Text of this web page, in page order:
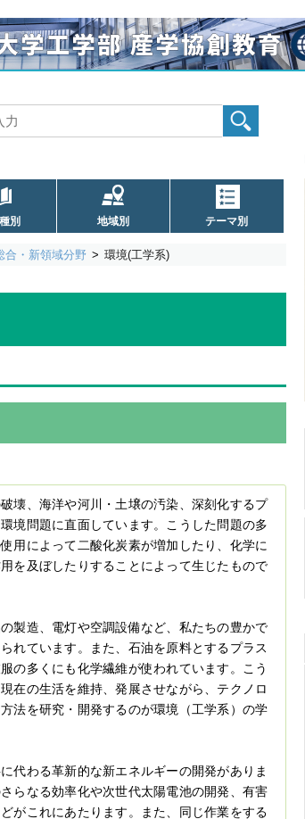
別 地域別 テーマ別
合・新領域分野 環境(工学系)
壊、海洋や河川・土壌の汚染、深刻化するプ
境問題に直面しています。こうした問題の多
用によって二酸化炭素が増加したり、化学に
を及ぼしたりすることによって生じたもので
製造、電灯や空調設備など、私たちの豊かで
れています。また、石油を原料とするプラス
の多くにも化学繊維が使われています。こう
在の生活を維持、発展させながら、テクノロ
法を研究・開発するのが環境（工学系）の学
代わる革新的な新エネルギーの開発がありま
らなる効率化や次世代太陽電池の開発、有害
がこれにあたります。また、同じ作業をする